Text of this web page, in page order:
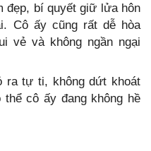
đẹp, bí quyết giữ lửa hôn
Cô ấy cũng rất dễ hòa
vẻ và không ngần ngại
ra tự ti, không dứt khoát
cô ấy đang không hề